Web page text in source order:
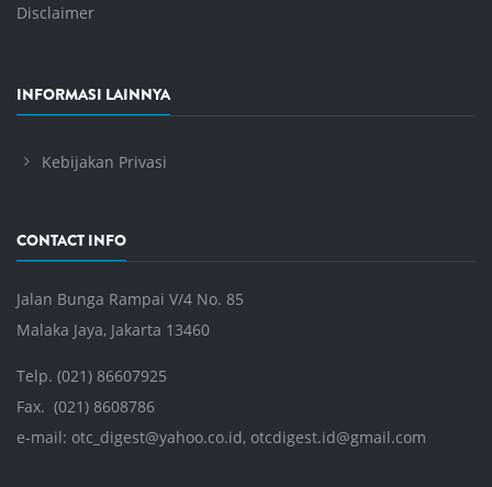
Disclaimer
INFORMASI LAINNYA
Kebijakan Privasi
CONTACT INFO
Jalan Bunga Rampai V/4 No. 85
Malaka Jaya, Jakarta 13460
Telp. (021) 86607925
Fax. (021) 8608786
e-mail: otc_digest@yahoo.co.id, otcdigest.id@gmail.com